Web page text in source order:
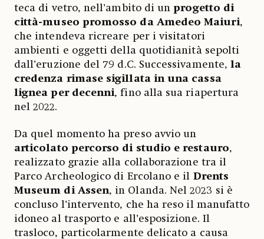
teca di vetro, nell’ambito di unprogetto di
città-museo promosso da Amedeo Maiuri,
che intendeva ricreare per i visitatori
ambienti e oggetti della quotidianità sepolti
dall’eruzione del 79 d.C. Successivamente,la
credenza rimase sigillata in una cassa
lignea per decenni, fino alla sua riapertura
nel 2022.
Da quel momento ha preso avvio un
articolato percorso di studio e restauro,
realizzato grazie alla collaborazione tra il
Parco Archeologico di Ercolano e il Drents
Museum di Assen, in Olanda. Nel 2023 si è
concluso l’intervento, che ha reso il manufatto
idoneo al trasporto e all’esposizione. Il
trasloco, particolarmente delicato a causa